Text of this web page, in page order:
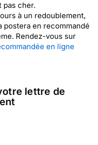
pas cher.
à un redoublement,
en recommandé
Rendez-vous sur
en ligne
lettre de